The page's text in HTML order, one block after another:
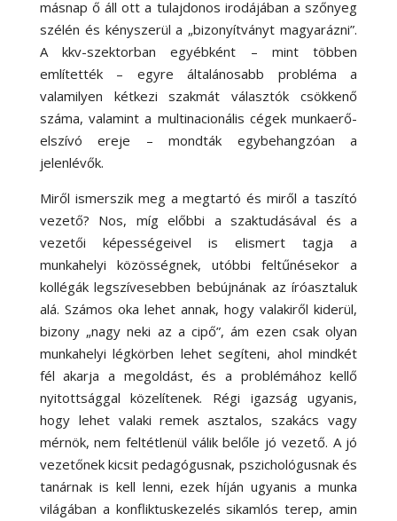
másnap ő áll ott a tulajdonos irodájában a szőnyeg
szélén és kényszerül a „bizonyítványt magyarázni”.
A kkv-szektorban egyébként – mint többen
említették – egyre általánosabb probléma a
valamilyen kétkezi szakmát választók csökkenő
száma, valamint a multinacionális cégek munkaerő-
elszívó ereje – mondták egybehangzóan a
jelenlévők.
Miről ismerszik meg a megtartó és miről a taszító
vezető? Nos, míg előbbi a szaktudásával és a
vezetői képességeivel is elismert tagja a
munkahelyi közösségnek, utóbbi feltűnésekor a
kollégák legszívesebben bebújnának az íróasztaluk
alá. Számos oka lehet annak, hogy valakiről kiderül,
bizony „nagy neki az a cipő”, ám ezen csak olyan
munkahelyi légkörben lehet segíteni, ahol mindkét
fél akarja a megoldást, és a problémához kellő
nyitottsággal közelítenek. Régi igazság ugyanis,
hogy lehet valaki remek asztalos, szakács vagy
mérnök, nem feltétlenül válik belőle jó vezető. A jó
vezetőnek kicsit pedagógusnak, pszichológusnak és
tanárnak is kell lenni, ezek híján ugyanis a munka
világában a konfliktuskezelés sikamlós terep, amin